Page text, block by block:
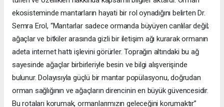
ekosisteminde mantarların hayati bir rol oynadığını belirten Dr.
Semra Erol, “Mantarlar sadece ormanda büyüyen canlılar değil;
ağaçlar ve bitkiler arasında gizli bir iletişim ağı kurarak ormanın
adeta internet hattı işlevini görürler. Toprağın altındaki bu ağ
sayesinde ağaçlar birbirleriyle besin ve bilgi alışverişinde
bulunur. Dolayısıyla güçlü bir mantar popülasyonu, doğrudan
orman sağlığının ve ağaçların direncinin en büyük güvencesidir.
Bu rotaları korumak, ormanlarımızın geleceğini korumaktır”